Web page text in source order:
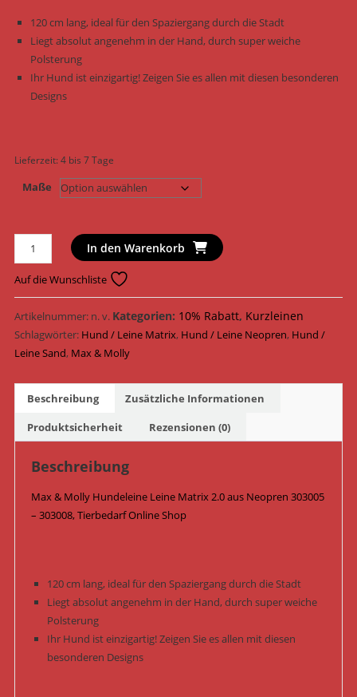
120 cm lang, ideal für den Spaziergang durch die Stadt
Liegt absolut angenehm in der Hand, durch super weiche
Polsterung
Ihr Hund ist einzigartig! Zeigen Sie es allen mit diesen besonderen
Designs
Lieferzeit:4 bis 7 Tage
Maße
Max
&
Molly
Hundeleine
Leine
Matrix
2.0
303005
303008
/
Sand
In den Warenkorb
Auf die Wunschliste
Artikelnummer: n. v. Kategorien: 10% Rabatt, Kurzleinen
Schlagwörter: Hund / Leine Matrix, Hund / Leine Neopren, Hund /
Leine Sand, Max & Molly
Beschreibung
Zusätzliche Informationen
Produktsicherheit
Rezensionen (0)
Beschreibung
Max & Molly Hundeleine Leine Matrix 2.0 aus Neopren 303005
– 303008, Tierbedarf Online Shop
120 cm lang, ideal für den Spaziergang durch die Stadt
Liegt absolut angenehm in der Hand, durch super weiche
Polsterung
Ihr Hund ist einzigartig! Zeigen Sie es allen mit diesen
besonderen Designs